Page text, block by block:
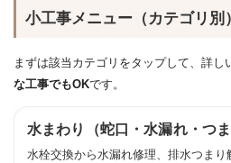
小工事メニュー（カテゴリ別）
まずは該当カテゴリをタップして、詳し
な工事でもOKです。
水まわり（蛇口・水漏れ・つま
水栓交換から水漏れ修理、排水つま